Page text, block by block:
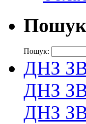
Пошук
Пошук:
ДНЗ
ДНЗ
ДНЗ